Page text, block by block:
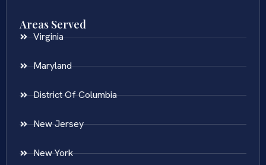
Areas Served
Virginia
Maryland
District Of Columbia
New Jersey
New York